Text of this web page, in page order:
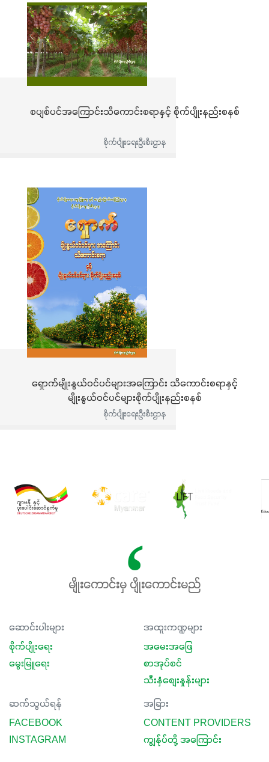
စပျစ်ပင်အကြောင်းသိကောင်းစရာနှင့် စိုက်ပျိုးနည်းစနစ်
စိုက်ပျိုးရေးဦးစီးဌာန
ရှောက်မျိုးနွယ်ဝင်ပင်များအကြောင်း သိကောင်းစရာနှင့်
မျိုးနွယ်ဝင်ပင်များစိုက်ပျိုးနည်းစနစ်
စိုက်ပျိုးရေးဦးစီးဌာန
မျိုးကောင်းမှ ပျိုးကောင်းမည်
ဆောင်းပါးများ
စိုက်ပျိုးရေး
မွေးမြူရေး
အထူးကဏ္ဍများ
အမေးအဖြေ
စာအုပ်စင်
သီးနှံစျေးနှုန်းများ
ဆက်သွယ်ရန်
FACEBOOK
INSTAGRAM
အခြား
CONTENT PROVIDERS
ကျွန်ုပ်တို့ အကြောင်း